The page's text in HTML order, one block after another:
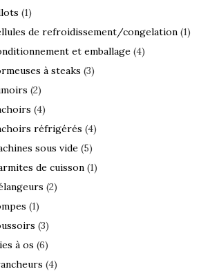
(1)
de refroidissement/congelation (1)
et emballage (4)
à steaks (3)
(2)
(4)
réfrigérés (4)
sous vide (5)
de cuisson (1)
(2)
(1)
(3)
à os (6)
(4)